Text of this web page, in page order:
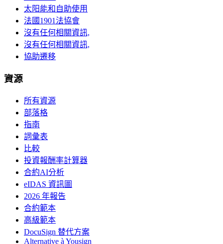
太阳能和自助使用
法國1901法協會
沒有任何相關資訊,
沒有任何相關資訊,
協助遷移
資源
所有資源
部落格
指南
詞彙表
比較
投資報酬率計算器
合約AI分析
eIDAS 資訊圖
2026 年報告
合約範本
高級範本
DocuSign 替代方案
Alternative à Yousign